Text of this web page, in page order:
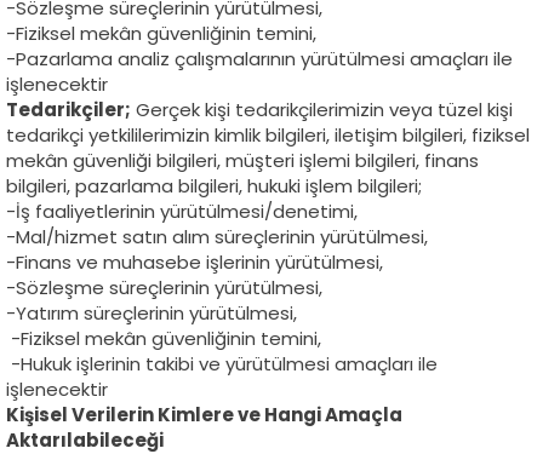
-Sözleşme süreçlerinin yürütülmesi,
-Fiziksel mekân güvenliğinin temini,
-Pazarlama analiz çalışmalarının yürütülmesi amaçları ile
işlenecektir
Tedarikçiler; Gerçek kişi tedarikçilerimizin veya tüzel kişi
tedarikçi yetkililerimizin kimlik bilgileri, iletişim bilgileri, fiziksel
mekân güvenliği bilgileri, müşteri işlemi bilgileri, finans
bilgileri, pazarlama bilgileri, hukuki işlem bilgileri;
-İş faaliyetlerinin yürütülmesi/denetimi,
-Mal/hizmet satın alım süreçlerinin yürütülmesi,
-Finans ve muhasebe işlerinin yürütülmesi,
-Sözleşme süreçlerinin yürütülmesi,
-Yatırım süreçlerinin yürütülmesi,
-Fiziksel mekân güvenliğinin temini,
-Hukuk işlerinin takibi ve yürütülmesi amaçları ile
işlenecektir
Kişisel Verilerin Kimlere ve Hangi Amaçla
Aktarılabileceği